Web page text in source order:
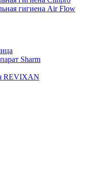
гигиена Air Flow
Sharm
REVIXAN